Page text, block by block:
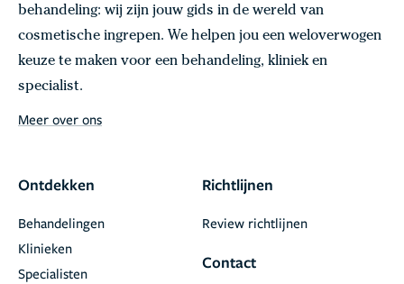
behandeling: wij zijn jouw gids in de wereld van
cosmetische ingrepen. We helpen jou een weloverwogen
keuze te maken voor een behandeling, kliniek en
specialist.
Meer over ons
Ontdekken
Behandelingen
Klinieken
Specialisten
Richtlijnen
Review richtlijnen
Contact